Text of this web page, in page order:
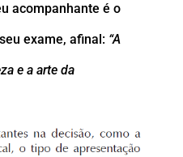
acompanhante é o
exame, afinal: “A
e a arte da